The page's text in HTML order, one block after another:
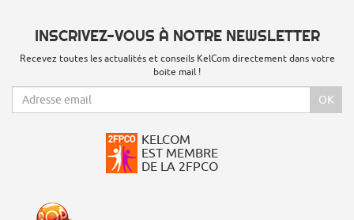
INSCRIVEZ-VOUS À NOTRE NEWSLETTER
Recevez toutes les actualités et conseils KelCom directement dans votre
boite mail !
OK
KELCOM
EST MEMBRE
DE LA 2FPCO